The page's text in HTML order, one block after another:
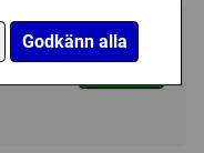
Godkänn alla
Köp